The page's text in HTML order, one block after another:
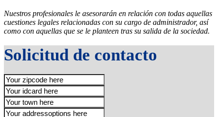
Nuestros profesionales le asesorarán en relación con todas aquellas
cuestiones legales relacionadas con su cargo de administrador, así
como con aquellas que se le planteen tras su salida de la sociedad.
Solicitud de contacto